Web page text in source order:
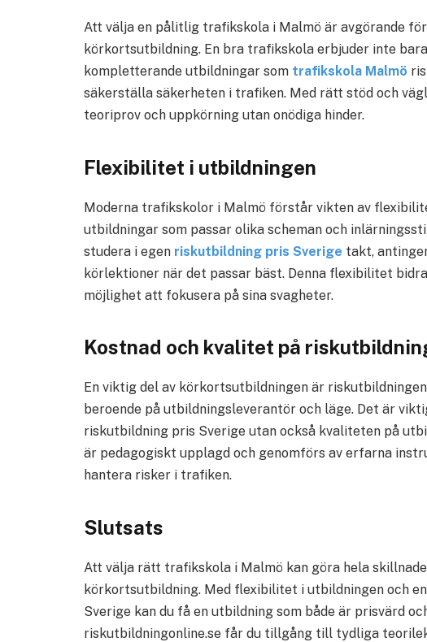
Att välja en pålitlig trafikskola i Malmö är avgörande
körkortsutbildning. En bra trafikskola erbjuder inte
kompletterande utbildningar som trafikskola Malmö
säkerställa säkerheten i trafiken. Med rätt stöd och
teoriprov och uppkörning utan onödiga hinder.
Flexibilitet i utbildningen
Moderna trafikskolor i Malmö förstår vikten av
utbildningar som passar olika scheman och
studera i egen riskutbildning pris Sverige takt,
körlektioner när det passar bäst. Denna flexibilitet
möjlighet att fokusera på sina svagheter.
Kostnad och kvalitet på
En viktig del av körkortsutbildningen är
beroende på utbildningsleverantör och läge. Det är
riskutbildning pris Sverige utan också kvaliteten på
är pedagogiskt upplagd och genomförs av erfarna
hantera risker i trafiken.
Slutsats
Att välja rätt trafikskola i Malmö kan göra hela
körkortsutbildning. Med flexibilitet i utbildningen och
Sverige kan du få en utbildning som både är prisvärd
riskutbildningonline.se får du tillgång till tydliga